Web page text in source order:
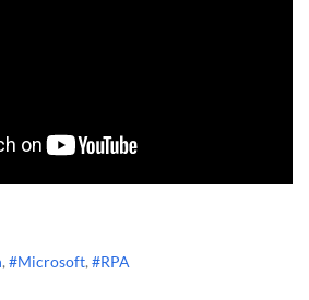
, #Microsoft, #RPA